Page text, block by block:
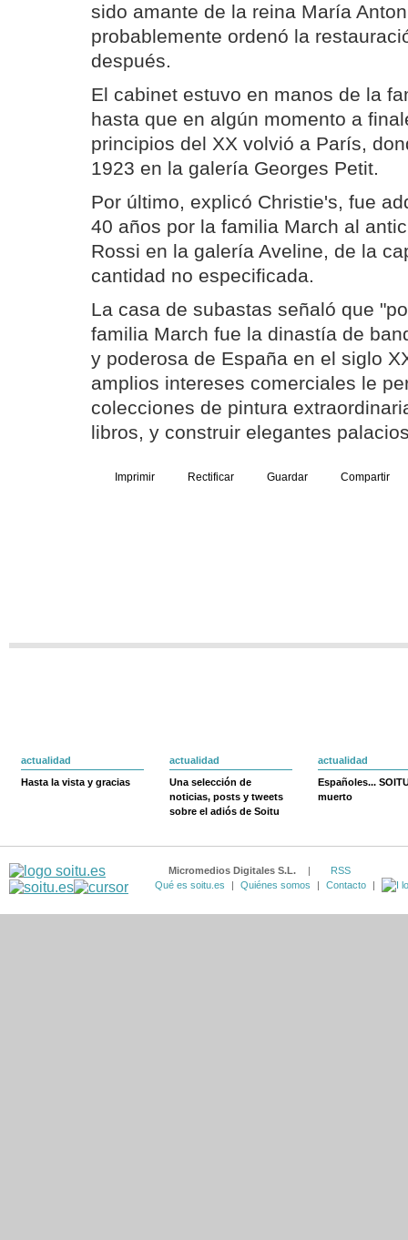
sido amante de la reina María
probablemente ordenó la
después.
El cabinet estuvo en manos de la
hasta que en algún momento a
principios del XX volvió a París,
1923 en la galería Georges Petit.
Por último, explicó Christie's, fue
40 años por la familia March al
Rossi en la galería Aveline, de la
cantidad no especificada.
La casa de subastas señaló que
familia March fue la dinastía de
y poderosa de España en el siglo
amplios intereses comerciales le
colecciones de pintura
libros, y construir elegantes
Imprimir Rectificar Guardar Compartir
actualidad
Hasta la vista y gracias
actualidad
Una selección de
noticias, posts y tweets
sobre el adiós de Soitu
actualidad
Españoles...
muerto
Micromedios Digitales S.L. |
RSS
Qué es soitu.es
| Quiénes somos | Contacto |